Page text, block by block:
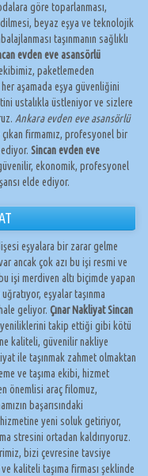
göre toparlanması,
beyaz eşya ve teknolojik
taşınmanın sağlıklı
evden eve asansörlü
paketlemeden
aşamada eşya güvenliğini
ustalıkla üstleniyor ve sizlere
Ankara evden eve asansörlü
firmamız, profesyonel bir
Sincan evden eve
ekonomik, profesyonel
elde ediyor.
eşyalara bir zarar gelme
ancak çok azı bu işi resmi ve
işi merdiven altı biçimde yapan
eşyalar taşınma
geliyor. Çınar Nakliyat Sincan
takip ettiği gibi kötü
kaliteli, güvenilir nakliye
ile taşınmak zahmet olmaktan
ve taşıma ekibi, hizmet
önemlisi araç filomuz,
başarısındaki
yeni soluk getiriyor,
stresini ortadan kaldırıyoruz.
bizi çevresine tavsiye
kaliteli taşıma firması şeklinde